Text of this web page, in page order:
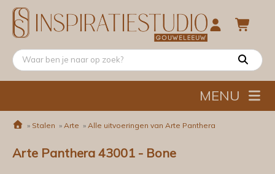
MENU
» Stalen » Arte » Alle uitvoeringen van Arte Panthera
Arte Panthera 43001 - Bone